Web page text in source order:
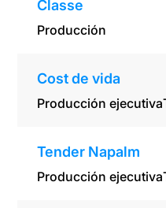
Classe
Producción
Cost de vida
Producción ejecutiva
Tender Napalm
Producción ejecutiva